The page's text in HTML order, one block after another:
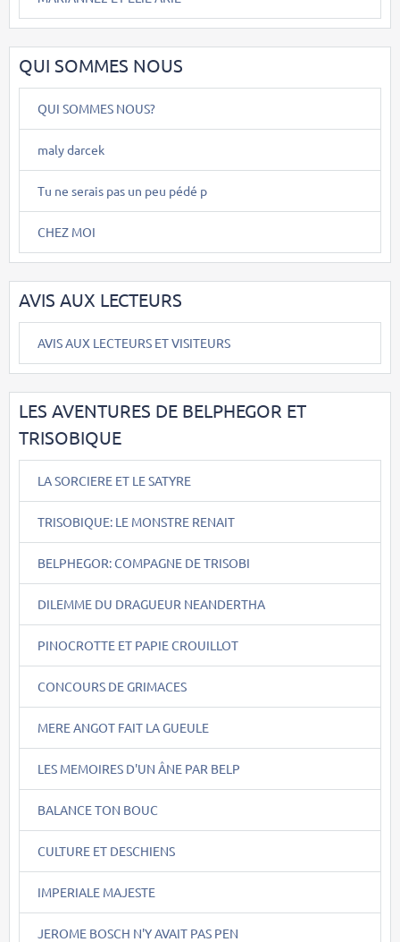
QUI SOMMES NOUS
QUI SOMMES NOUS?
maly darcek
Tu ne serais pas un peu pédé p
CHEZ MOI
AVIS AUX LECTEURS
AVIS AUX LECTEURS ET VISITEURS
LES AVENTURES DE BELPHEGOR ET
TRISOBIQUE
LA SORCIERE ET LE SATYRE
TRISOBIQUE: LE MONSTRE RENAIT
BELPHEGOR: COMPAGNE DE TRISOBI
DILEMME DU DRAGUEUR NEANDERTHA
PINOCROTTE ET PAPIE CROUILLOT
CONCOURS DE GRIMACES
MERE ANGOT FAIT LA GUEULE
LES MEMOIRES D'UN ÂNE PAR BELP
BALANCE TON BOUC
CULTURE ET DESCHIENS
IMPERIALE MAJESTE
JEROME BOSCH N'Y AVAIT PAS PEN